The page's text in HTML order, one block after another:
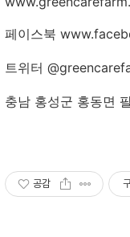
페이스북
트위터
충남 홍성군 홍동면
공감